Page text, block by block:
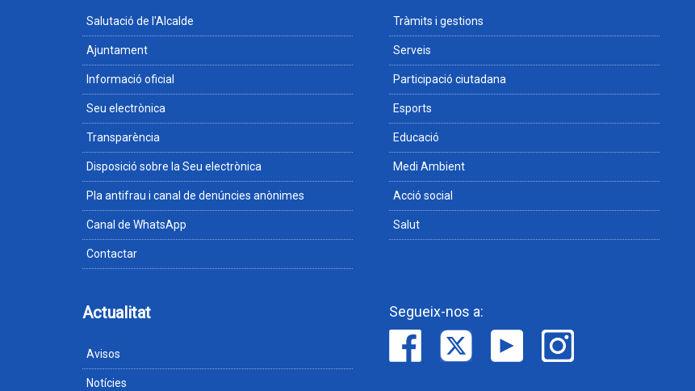
Salutació de l'Alcalde
Ajuntament
Informació oficial
Seu electrònica
Transparència
Disposició sobre la Seu electrònica
Pla antifrau i canal de denúncies anònimes
Canal de WhatsApp
Contactar
Tràmits i gestions
Serveis
Participació ciutadana
Esports
Educació
Medi Ambient
Acció social
Salut
Actualitat
Avisos
Notícies
Segueix-nos a: